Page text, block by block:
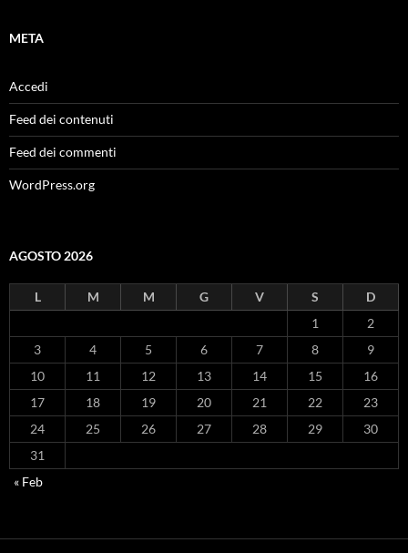
META
Accedi
Feed dei contenuti
Feed dei commenti
WordPress.org
AGOSTO 2026
L M M G V S
D
1
2
3
4 5 6 7 8
9
10
11 12 13 14 15
16
17
18 19 20 21 22
23
24
25 26 27 28 29
30
31
« Feb